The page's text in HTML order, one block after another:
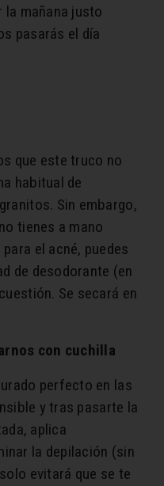
mañana justo
pasarás el día
que este truco no
habitual de
Sin embargo,
tienes a mano
el acné, puedes
de desodorante (en
Se secará en
con cuchilla
perfecto en las
y tras pasarte la
aplica
la depilación (sin
evitará que se te